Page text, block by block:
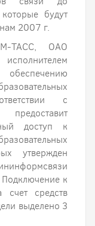
будут
2007 г.
ТАСС, ОАО
обеспечению
с
доступ к
утвержден
к
счет средств
выделено 3